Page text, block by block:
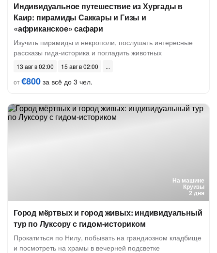
Индивидуальное путешествие из Хургады в
Каир: пирамиды Саккары и Гизы и
«африканское» сафари
Изучить пирамиды и некрополи, послушать интересные
рассказы гида-историка и погладить животных
13 авг в 02:00
15 авг в 02:00
от€800 за всё до 3 чел.
На машине
Круизы
2 дня
Город мёртвых и город живых: индивидуальный
тур по Луксору с гидом-историком
Прокатиться по Нилу, побывать на грандиозном кладбище
и посмотреть на храмы в вечерней подсветке